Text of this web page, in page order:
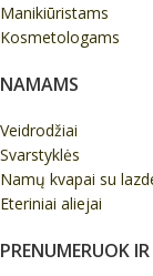
Manikiūristams
Kosmetologams
NAMAMS
Veidrodžiai
Svarstyklės
Namų kvapai su
Eteriniai aliejai
PRENUMERUOK